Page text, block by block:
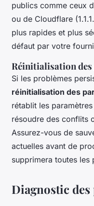
publics comme ceux
ou de Cloudflare
plus rapides et plus
défaut par votre
Réinitialisation des
Si les problèmes
réinitialisation des
rétablit les
résoudre des conflits
Assurez-vous de
actuelles avant de
supprimera toutes les
Diagnostic